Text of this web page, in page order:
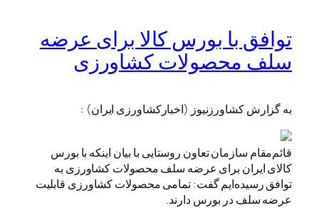
توافق با بورس کالا برای عرضه
سلف محصولات کشاورزی
به گزارش کشاورزنیوز (اخبارکشاورزی ایران) :
قائم‌مقام سازمان تعاون روستایی با بیان اینکه با بورس
کالای ایران برای عرضه سلف محصولات کشاورزی به
توافق رسیده‌ایم گفت: تمامی محصولات کشاورزی قابلیت
عرضه سلف در بورس دارند.